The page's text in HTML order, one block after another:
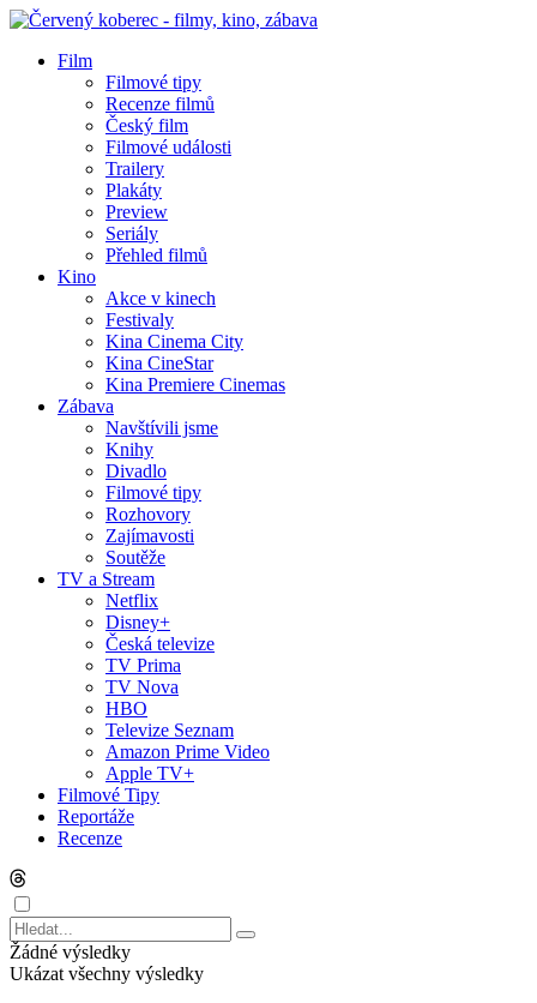
Film
Filmové tipy
Recenze filmů
Český film
Filmové události
Trailery
Plakáty
Preview
Seriály
Přehled filmů
Kino
Akce v kinech
Festivaly
Kina Cinema City
Kina CineStar
Kina Premiere Cinemas
Zábava
Navštívili jsme
Knihy
Divadlo
Filmové tipy
Rozhovory
Zajímavosti
Soutěže
TV a Stream
Netflix
Disney+
Česká televize
TV Prima
TV Nova
HBO
Televize Seznam
Amazon Prime Video
Apple TV+
Filmové Tipy
Reportáže
Recenze
Žádné výsledky
Ukázat všechny výsledky